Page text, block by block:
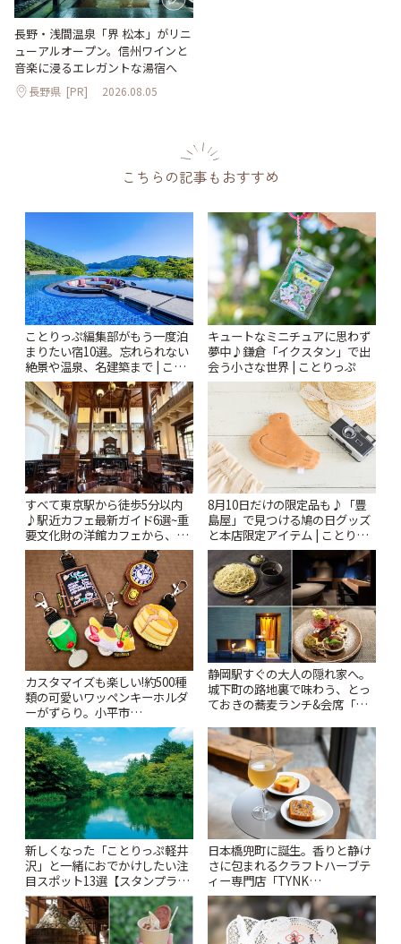
長野・浅間温泉「界 松本」がリニ
ューアルオープン。信州ワインと
音楽に浸るエレガントな湯宿へ
長野県 [PR] 2026.08.05
こちらの記事もおすすめ
ことりっぷ編集部がもう一度泊
まりたい宿10選。忘れられない
絶景や温泉、名建築まで | こと
りっぷ
キュートなミニチュアに思わず
夢中♪鎌倉「イクスタン」で出
会う小さな世界 | ことりっぷ
すべて東京駅から徒歩5分以内
♪駅近カフェ最新ガイド6選~重
要文化財の洋館カフェから、改
札すぐのレトロ喫茶まで~ | こと
りっぷ
8月10日だけの限定品も♪「豊
島屋」で見つける鳩の日グッズ
と本店限定アイテム | ことりっ
ぷ
カスタマイズも楽しい!約500種
類の可愛いワッペンキーホルダ
ーがずらり。小平市
「Kimamaya T&K」 | ことりっ
ぷ
静岡駅すぐの大人の隠れ家へ。
城下町の路地裏で味わう、とっ
ておきの蕎麦ランチ&会席「手
新しくなった「ことりっぷ軽井
沢」と一緒におでかけしたい注
目スポット13選【スタンプラリ
ー開催中】 | ことりっぷ
日本橋兜町に誕生。香りと静け
さに包まれるクラフトハーブテ
ィー専門店「TYNK
Kabutocho」 | ことりっぷ